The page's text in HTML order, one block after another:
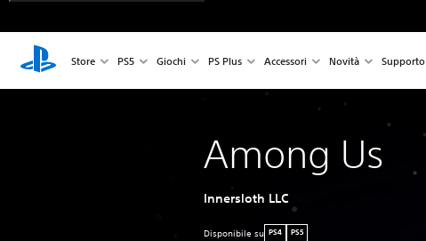
Store PS5 Giochi PS Plus Accessori Novità Supporto
Among Us
Innersloth LLC
Disponibile su PS4 PS5